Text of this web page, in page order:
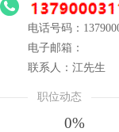
电话号码：
电子邮箱：
联系人：江先生
职位动态
0%